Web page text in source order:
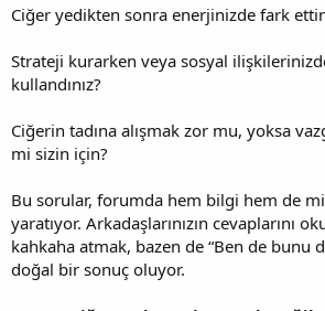
Ciğer yedikten sonra enerjinizde fark
Strateji kurarken veya sosyal
kullandınız?
Ciğerin tadına alışmak zor mu, yoksa
mi sizin için?
Bu sorular, forumda hem bilgi hem de
yaratıyor. Arkadaşlarınızın cevaplarını
kahkaha atmak, bazen de “Ben de bunu
doğal bir sonuç oluyor.